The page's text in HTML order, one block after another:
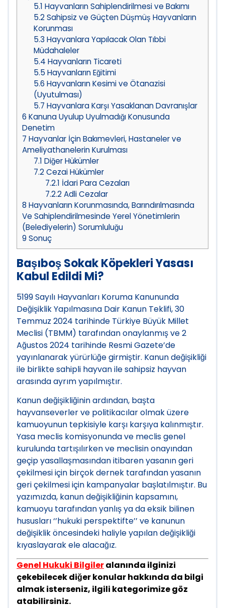
5.1 Hayvanların Sahiplendirilmesi ve Bakımı
5.2Sahipsiz ve Güçten Düşmüş Hayvanların
Korunması
5.3 Hayvanlara Yapılacak Olan Tıbbi
Müdahaleler
5.4 Hayvanların Ticareti
5.5 Hayvanların Eğitimi
5.6 Hayvanların Kesimi ve Ötanazisi
(Uyutulması)
5.7 Hayvanlara Karşı Yasaklanan Davranışlar
6 Kanuna Uyulup Uyulmadığı Konusunda
Denetim
7 Hayvanlar İçin Bakımevleri, Hastaneler ve
Ameliyathanelerin Kurulması
7.1 Diğer Hükümler
7.2Cezai Hükümler
7.2.1 İdari Para Cezaları
7.2.2Adli Cezalar
8 Hayvanların Korunmasında, Barındırılmasında
Ve Sahiplendirilmesinde Yerel Yönetimlerin
(Belediyelerin) Sorumluluğu
9 Sonuç
Başıboş Sokak Köpekleri Yasası
Kabul Edildi Mi?
5199 Sayılı Hayvanları Koruma Kanununda
Değişiklik Yapılmasına Dair Kanun Teklifi, 30
Temmuz 2024 tarihinde Türkiye Büyük Millet
Meclisi (TBMM) tarafından onaylanmış ve 2
Ağustos 2024 tarihinde Resmi Gazete’de
yayınlanarak yürürlüğe girmiştir. Kanun değişikliği
ile birlikte sahipli hayvan ile sahipsiz hayvan
arasında ayrım yapılmıştır.
Kanun değişikliğinin ardından, başta
hayvanseverler ve politikacılar olmak üzere
kamuoyunun tepkisiyle karşı karşıya kalınmıştır.
Yasa meclis komisyonunda ve meclis genel
kurulunda tartışılırken ve meclisin onayından
geçip yasallaşmasından itibaren yasanın geri
çekilmesi için birçok dernek tarafından yasanın
geri çekilmesi için kampanyalar başlatılmıştır. Bu
yazımızda, kanun değişikliğinin kapsamını,
kamuoyu tarafından yanlış ya da eksik bilinen
hususları ‘’hukuki perspektifte’’ ve kanunun
değişiklik öncesindeki haliyle yapılan değişikliği
kıyaslayarak ele alacağız.
Genel Hukuki Bilgileralanında ilginizi
çekebilecek diğer konular hakkında da bilgi
almak isterseniz, ilgili kategorimize göz
atabilirsiniz.